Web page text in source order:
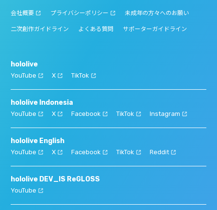
会社概要 プライバシーポリシー 未成年の方々へのお願い
二次創作ガイドライン よくある質問 サポーターガイドライン
hololive
YouTube X TikTok
hololive Indonesia
YouTube X Facebook TikTok Instagram
hololive English
YouTube X Facebook TikTok Reddit
hololive DEV_IS ReGLOSS
YouTube